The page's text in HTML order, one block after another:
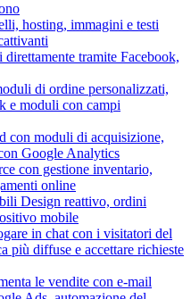
hosting, immagini e testi
tramite Facebook,
di ordine personalizzati,
e moduli con campi
con moduli di acquisizione,
Google Analytics
con gestione inventario,
online
Design reattivo, ordini
mobile
in chat con i visitatori del
più diffuse e accettare richieste
le vendite con e-mail